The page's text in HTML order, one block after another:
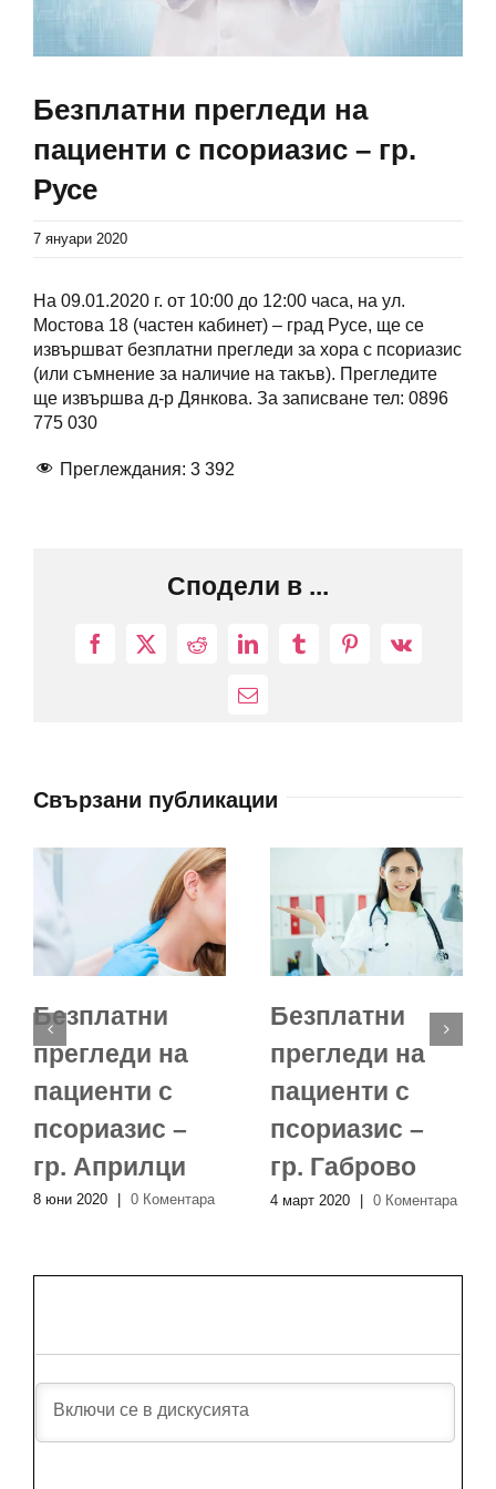
Безплатни прегледи на
пациенти с псориазис – гр.
Русе
7 януари 2020
На 09.01.2020 г. от 10:00 до 12:00 часа, на ул.
Мостова 18 (частен кабинет) – град Русе, ще се
извършват безплатни прегледи за хора с псориазис
(или съмнение за наличие на такъв). Прегледите
ще извършва д-р Дянкова. За записване тел: 0896
775 030
Преглеждания: 3 392
Сподели в ...
Facebook
X RedditLinkedInTumblrPinterest
Vk
Електронна
Свързани публикации
Безплатни
прегледи на
пациенти с
псориазис –
гр. Априлци
8 юни 2020 0 Коментара
Безплатни
прегледи на
пациенти с
псориазис –
гр. Габрово
4 март 2020 | 0 Коментара